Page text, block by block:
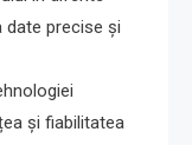
date precise și
și fiabilitatea